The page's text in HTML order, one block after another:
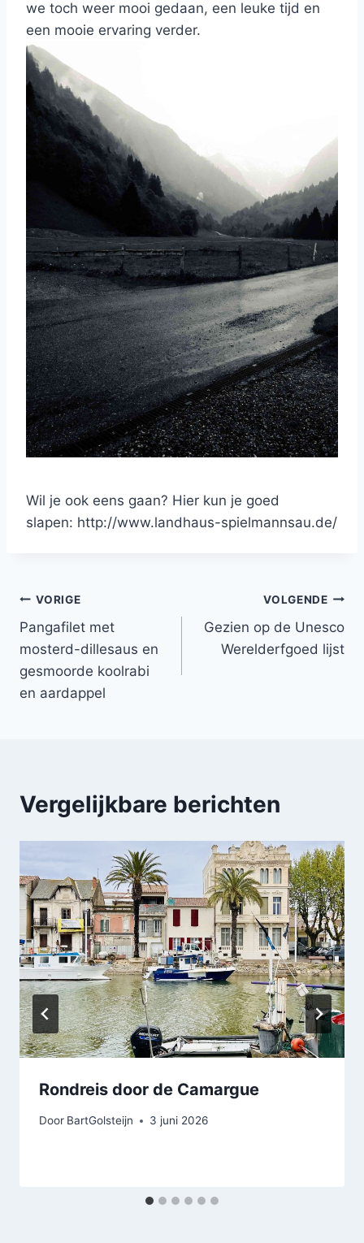
we toch weer mooi gedaan, een leuke tijd en
een mooie ervaring verder.
Wil je ook eens gaan? Hier kun je goed
slapen: http://www.landhaus-spielmannsau.de/
Bericht
navigatie
VORIGE
Pangafilet met
mosterd-dillesaus en
gesmoorde koolrabi
en aardappel
VOLGENDE
Gezien op de Unesco
Werelderfgoed lijst
Vergelijkbare berichten
Rondreis door de Camargue
Door BartGolsteijn 3 juni 2026